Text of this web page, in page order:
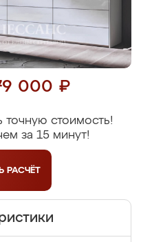
000 ₽
стоимость!
за 15 минут!
РАСЧЁТ